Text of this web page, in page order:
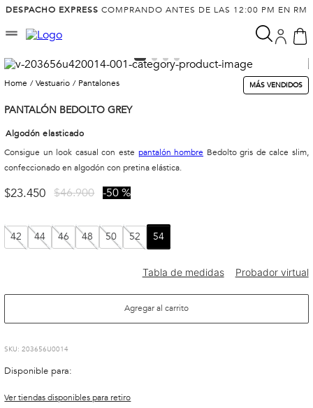
DESPACHO EXPRESS COMPRANDO ANTES DE LAS 12:00 PM EN RM
vestuario pantalones MÁS VENDIDOS
PANTALÓN BEDOLTO GREY
Algodón elasticado
Consigue un look casual con este pantalón hombre Bedolto gris de calce slim,
confeccionado en algodón con pretina elástica.
$23.450 $46.900 50 %
42 44 46 48 50 52 54
Agregar al carrito
:203656U0014
Disponible para:
Ver tiendas disponibles para retiro